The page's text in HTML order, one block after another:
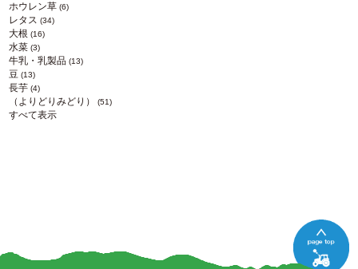
ホウレン草 (6)
レタス (34)
大根 (16)
水菜 (3)
牛乳・乳製品 (13)
豆 (13)
長芋 (4)
（よりどりみどり） (51)
すべて表示